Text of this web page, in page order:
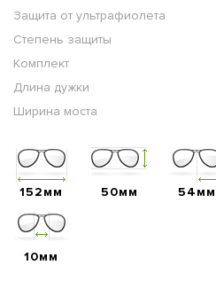
Защита от ультрафиолета
Степень защиты
Комплект
Длина дужки
Ширина моста
152мм 50мм 54мм
10мм